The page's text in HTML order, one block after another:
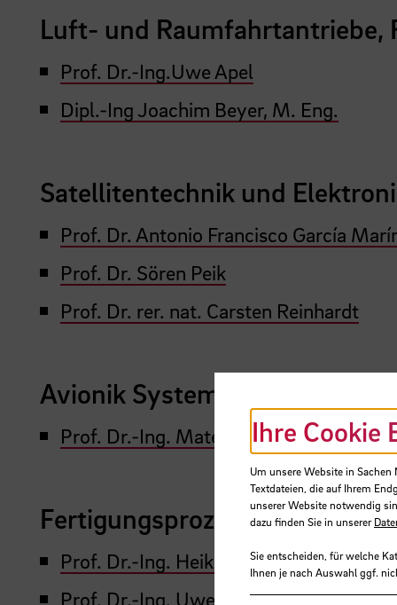
Luft- und Raumfahrtantriebe,
Prof. Dr.-Ing.Uwe Apel
Dipl.-Ing Joachim Beyer, M. Eng.
Satellitentechnik und
Prof. Dr. Antonio Francisco García
Prof. Dr. Sören Peik
Prof. Dr. rer. nat. Carsten Reinhardt
Avionik Systeme und
Prof. Dr.-Ing. Matevska
Fertigungsprozesse in der
Prof. Dr.-Ing. Heiko Grendel
Prof. Dr.-Ing. Uwe Reinert
Ihre Cookie
Um unsere Website in
Textdateien, die auf Ihrem
unserer Website notwendig
dazu finden Sie in unserer
Sie entscheiden, für welche
Ihnen je nach Auswahl ggf.